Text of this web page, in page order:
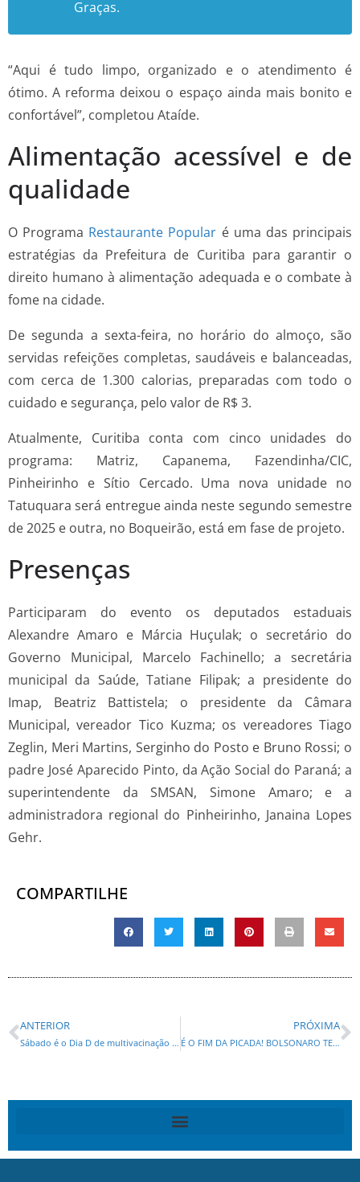
Graças.
“Aqui é tudo limpo, organizado e o atendimento é
ótimo. A reforma deixou o espaço ainda mais bonito e
confortável”, completou Ataíde.
Alimentação acessível e de
qualidade
O Programa Restaurante Popular é uma das principais
estratégias da Prefeitura de Curitiba para garantir o
direito humano à alimentação adequada e o combate à
fome na cidade.
De segunda a sexta-feira, no horário do almoço, são
servidas refeições completas, saudáveis e balanceadas,
com cerca de 1.300 calorias, preparadas com todo o
cuidado e segurança, pelo valor de R$ 3.
Atualmente, Curitiba conta com cinco unidades do
programa: Matriz, Capanema, Fazendinha/CIC,
Pinheirinho e Sítio Cercado. Uma nova unidade no
Tatuquara será entregue ainda neste segundo semestre
de 2025 e outra, no Boqueirão, está em fase de projeto.
Presenças
Participaram do evento os deputados estaduais
Alexandre Amaro e Márcia Huçulak; o secretário do
Governo Municipal, Marcelo Fachinello; a secretária
municipal da Saúde, Tatiane Filipak; a presidente do
Imap, Beatriz Battistela; o presidente da Câmara
Municipal, vereador Tico Kuzma; os vereadores Tiago
Zeglin, Meri Martins, Serginho do Posto e Bruno Rossi; o
padre José Aparecido Pinto, da Ação Social do Paraná; a
superintendente da SMSAN, Simone Amaro; e a
administradora regional do Pinheirinho, Janaina Lopes
Gehr.
COMPARTILHE
ANTERIOR
Sábado é o Dia D de multivacinação em 19 endereços de Curitiba
PRÓXIMA
É O FIM DA PICADA! BOLSONARO TEM QUE PEDIR AUTORIZAÇÃO A XANDÃO PARA COMEMORAR ANIVERSÁRIO DA FILHA!